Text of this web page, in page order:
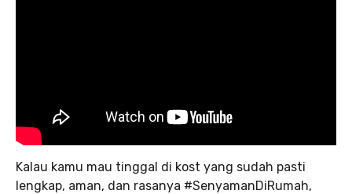
Kalau kamu mau tinggal di kost yang sudah pasti
lengkap, aman, dan rasanya #SenyamanDiRumah,